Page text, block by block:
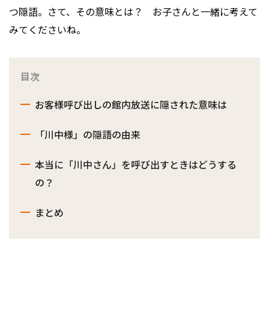
つ隠語。さて、その意味とは？ お子さんと一緒に考えて
みてくださいね。
目次
お客様呼び出しの館内放送に隠された意味は
「川中様」の隠語の由来
本当に「川中さん」を呼び出すときはどうする
の？
まとめ